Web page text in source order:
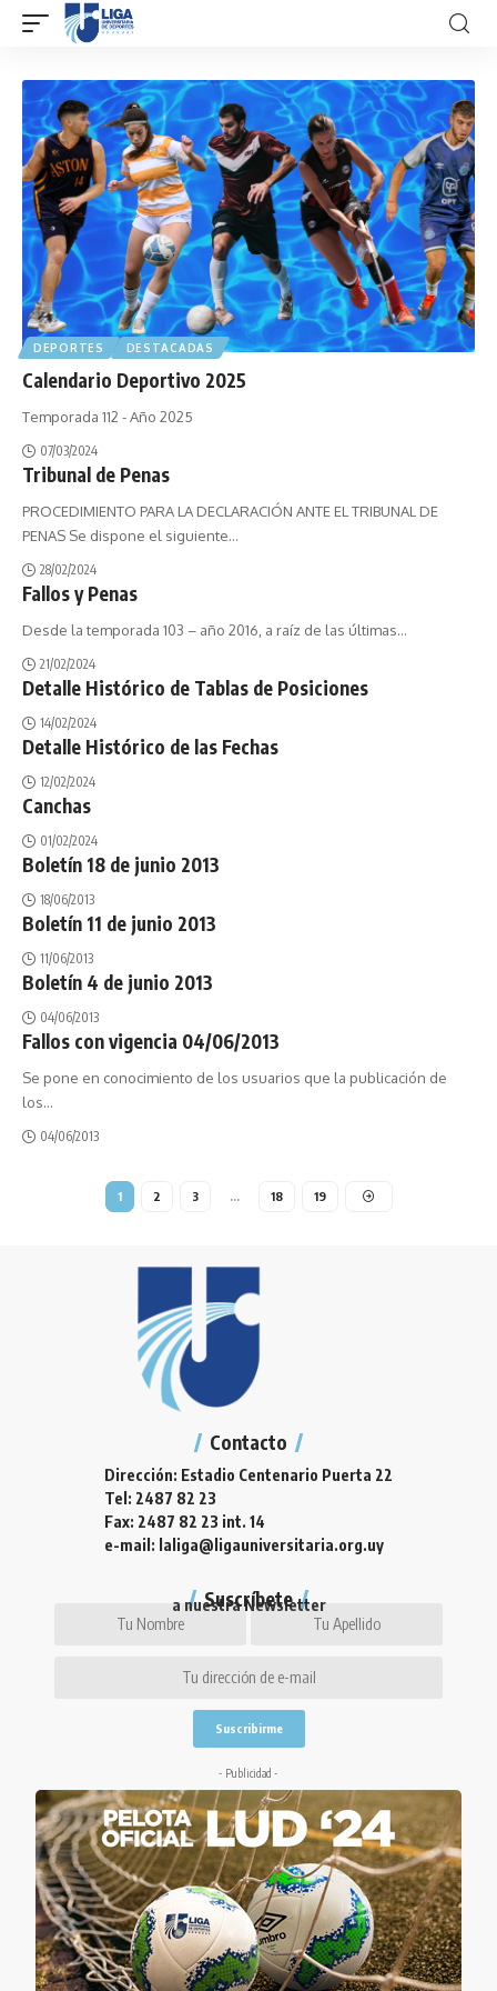
DEPORTES DESTACADAS
Calendario Deportivo 2025
Temporada 112 - Año 2025
07/03/2024
Tribunal de Penas
PROCEDIMIENTO PARA LA DECLARACIÓN ANTE EL TRIBUNAL DE
PENAS Se dispone el siguiente…
28/02/2024
Fallos y Penas
Desde la temporada 103 – año 2016, a raíz de las últimas…
21/02/2024
Detalle Histórico de Tablas de Posiciones
14/02/2024
Detalle Histórico de las Fechas
12/02/2024
Canchas
01/02/2024
Boletín 18 de junio 2013
18/06/2013
Boletín 11 de junio 2013
11/06/2013
Boletín 4 de junio 2013
04/06/2013
Fallos con vigencia 04/06/2013
Se pone en conocimiento de los usuarios que la publicación de
los…
04/06/2013
1 2 3 … 18 19
Contacto
Dirección: Estadio Centenario Puerta 22
Tel: 2487 82 23
Fax: 2487 82 23 int. 14
e-mail: laliga@ligauniversitaria.org.uy
Suscríbete
a nuestra Newsletter
- Publicidad -